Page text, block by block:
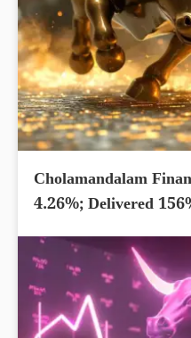
Cholamandalam
4.26%; Delivered